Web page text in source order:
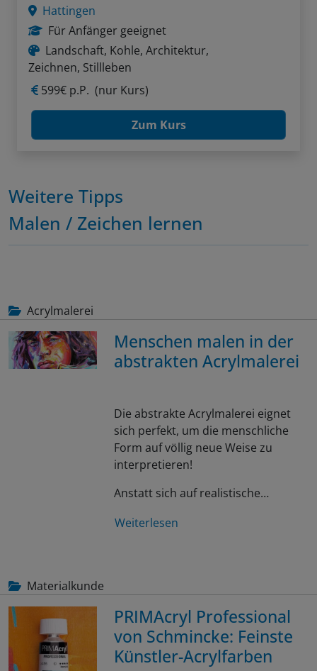
Hattingen
Für Anfänger geeignet
Landschaft, Kohle, Architektur,
Zeichnen, Stillleben
599€ p.P. (nur Kurs)
Zum Kurs
Weitere Tipps
Malen / Zeichen lernen
Acrylmalerei
Menschen malen in der
abstrakten Acrylmalerei
Die abstrakte Acrylmalerei eignet
sich perfekt, um die menschliche
Form auf völlig neue Weise zu
interpretieren!
Anstatt sich auf realistische…
Weiterlesen
Materialkunde
PRIMAcryl Professional
von Schmincke: Feinste
Künstler-Acrylfarben